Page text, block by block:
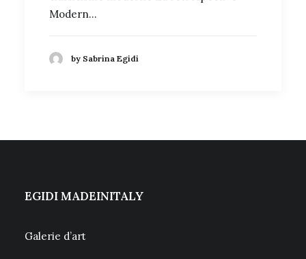
Modern…
by Sabrina Egidi
EGIDI MADEINITALY
Galerie d’art